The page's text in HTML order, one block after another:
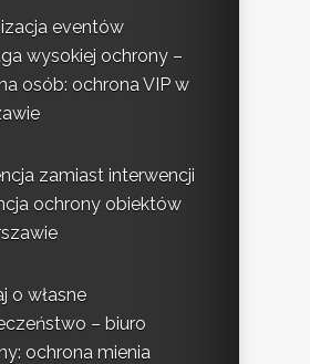
eventów
wysokiej ochrony –
osób: ochrona VIP w
zamiast interwencji
ochrony obiektów
o własne
– biuro
ochrona mienia